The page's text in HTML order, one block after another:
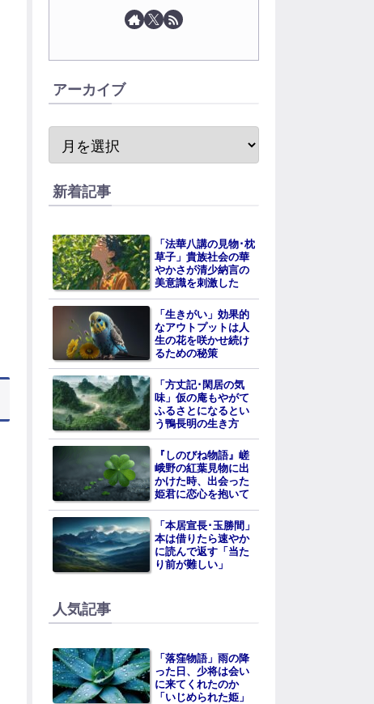
アーカイブ
新着記事
「法華八講の見物･枕
草子」貴族社会の華
やかさが清少納言の
美意識を刺激した
「生きがい」効果的
なアウトプットは人
生の花を咲かせ続け
るための秘策
「方丈記･閑居の気
味」仮の庵もやがて
ふるさとになるとい
う鴨長明の生き方
『しのびね物語』嵯
峨野の紅葉見物に出
かけた時、出会った
姫君に恋心を抱いて
「本居宣長･玉勝間」
本は借りたら速やか
に読んで返す「当た
り前が難しい」
人気記事
「落窪物語」雨の降
った日、少将は会い
に来てくれたのか
「いじめられた姫」